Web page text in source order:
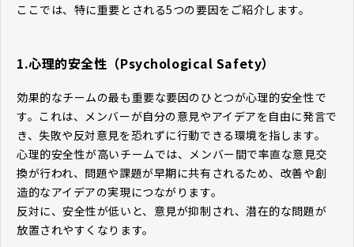
ここでは、特に重要とされる5つの要因をご紹介します。
1.心理的安全性（Psychological Safety）
効果的なチームの最も重要な要因のひとつが心理的安全性で
す。これは、メンバーが自分の意見やアイデアを自由に発言で
き、失敗や反対意見を恐れずに行動できる環境を指します。
心理的安全性が高いチームでは、メンバー間で率直な意見交
換が行われ、問題や課題が早期に共有されるため、改善や創
造的なアイデアの実現につながります。
反対に、安全性が低いと、意見が抑制され、潜在的な問題が
放置されやすくなります。